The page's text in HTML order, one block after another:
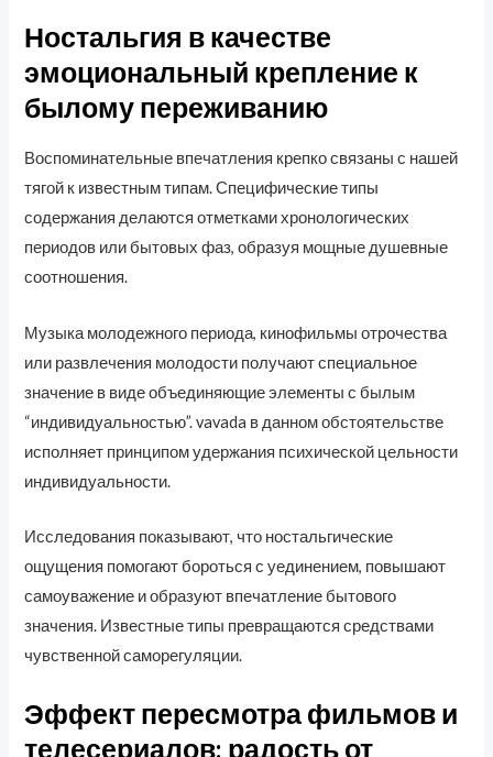
Ностальгия в качестве
эмоциональный крепление к
былому переживанию
Воспоминательные впечатления крепко связаны с нашей
тягой к известным типам. Специфические типы
содержания делаются отметками хронологических
периодов или бытовых фаз, образуя мощные душевные
соотношения.
Музыка молодежного периода, кинофильмы отрочества
или развлечения молодости получают специальное
значение в виде объединяющие элементы с былым
“индивидуальностью”. vavada в данном обстоятельстве
исполняет принципом удержания психической цельности
индивидуальности.
Исследования показывают, что ностальгические
ощущения помогают бороться с уединением, повышают
самоуважение и образуют впечатление бытового
значения. Известные типы превращаются средствами
чувственной саморегуляции.
Эффект пересмотра фильмов и
телесериалов: радость от